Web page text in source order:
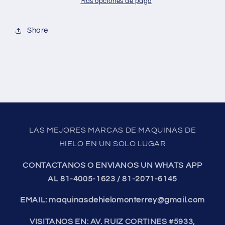
Share
LAS MEJORES MARCAS DE MAQUINAS DE
HIELO EN UN SOLO LUGAR
CONTACTANOS O ENVIANOS UN WHATS APP
AL 81-4005-1623 / 81-2071-6145
EMAIL: maquinasdehielomonterrey@gmail.com
VISITANOS EN: AV. RUIZ CORTINES #5933,